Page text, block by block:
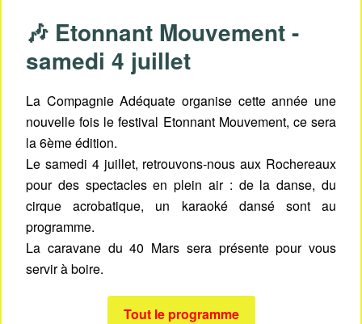
🎶 Etonnant Mouvement -
samedi 4 juillet
La Compagnie Adéquate organise cette année une
nouvelle fois le festival Etonnant Mouvement, ce sera
la 6ème édition.
Le samedi 4 juillet, retrouvons-nous aux Rochereaux
pour des spectacles en plein air : de la danse, du
cirque acrobatique, un karaoké dansé sont au
programme.
La caravane du 40 Mars sera présente pour vous
servir à boire.
Tout le programme